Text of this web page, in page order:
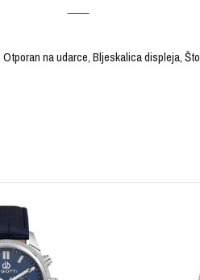
Otporan na udarce, Bljeskalica displeja,